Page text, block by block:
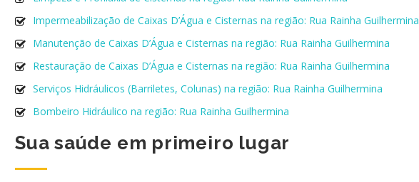
Impermeabilização de Caixas D’Água e Cisternas na região: Rua Rainha Guilhermina
Manutenção de Caixas D’Água e Cisternas na região: Rua Rainha Guilhermina
Restauração de Caixas D’Água e Cisternas na região: Rua Rainha Guilhermina
Serviços Hidráulicos (Barriletes, Colunas) na região: Rua Rainha Guilhermina
Bombeiro Hidráulico na região: Rua Rainha Guilhermina
Sua saúde em primeiro lugar